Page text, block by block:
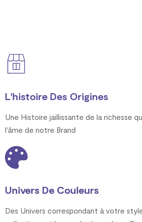
L'histoire Des Origines
Une Histoire jaillissante de la richesse
l'âme de notre Brand
Univers De Couleurs
Des Univers correspondant à votre